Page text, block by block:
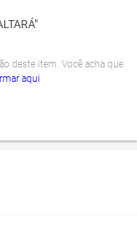
deste item. Você acha que
aqui